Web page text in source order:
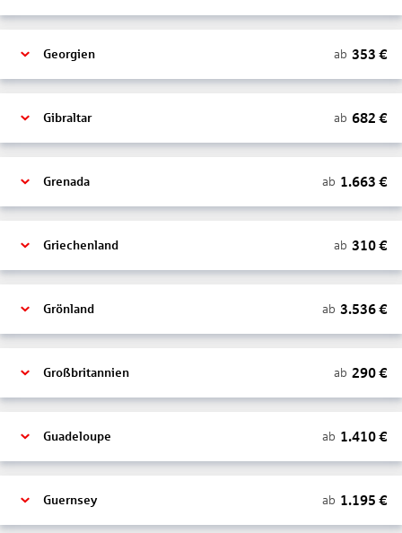
Georgien ab 353 €
Gibraltar ab 682 €
Grenada ab 1.663 €
Griechenland ab 310€
Grönland ab 3.536€
Großbritannien ab 290€
Guadeloupe ab 1.410€
Guernsey ab 1.195 €